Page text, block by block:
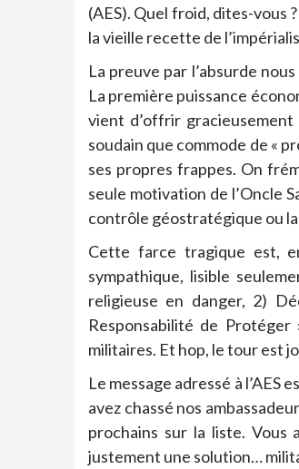
(AES). Quel froid, dites-vous
la vieille recette de
La preuve par l’absurde
La première puissance
vient d’offrir
soudain que commode de «
ses propres frappes. On
seule motivation de l’Oncle
contrôle géostratégique ou
Cette farce tragique est,
sympathique, lisible
religieuse en danger, 2)
Responsabilité de
militaires. Et hop, le tour est
Le message adressé à l’AES
avez chassé nos
prochains sur la liste. Vous
justement une solution…